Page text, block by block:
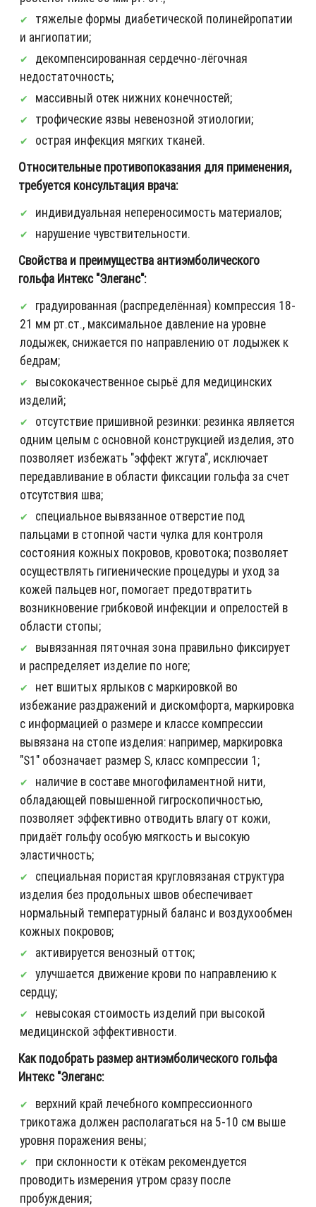
тяжелые формы диабетической полинейропатии
и ангиопатии;
декомпенсированная сердечно-лёгочная
недостаточность;
массивный отек нижних конечностей;
трофические язвы невенозной этиологии;
острая инфекция мягких тканей.
Относительные противопоказания для применения,
требуется консультация врача:
индивидуальная непереносимость материалов;
нарушение чувствительности.
Свойства и преимущества антиэмболического
гольфа Интекс "Элеганс":
градуированная (распределённая) компрессия 18-
21 мм рт.ст., максимальное давление на уровне
лодыжек, снижается по направлению от лодыжек к
бедрам;
высококачественное сырьё для медицинских
изделий;
отсутствие пришивной резинки: резинка является
одним целым с основной конструкцией изделия, это
позволяет избежать "эффект жгута", исключает
передавливание в области фиксации гольфа за счет
отсутствия шва;
специальное вывязанное отверстие под
пальцами в стопной части чулка для контроля
состояния кожных покровов, кровотока; позволяет
осуществлять гигиенические процедуры и уход за
кожей пальцев ног, помогает предотвратить
возникновение грибковой инфекции и опрелостей в
области стопы;
вывязанная пяточная зона правильно фиксирует
и распределяет изделие по ноге;
нет вшитых ярлыков с маркировкой во
избежание раздражений и дискомфорта, маркировка
с информацией о размере и классе компрессии
вывязана на стопе изделия: например, маркировка
"S1" обозначает размер S, класс компрессии 1;
наличие в составе многофиламентной нити,
обладающей повышенной гигроскопичностью,
позволяет эффективно отводить влагу от кожи,
придаёт гольфу особую мягкость и высокую
эластичность;
специальная пористая кругловязаная структура
изделия без продольных швов обеспечивает
нормальный температурный баланс и воздухообмен
кожных покровов;
активируется венозный отток;
улучшается движение крови по направлению к
сердцу;
невысокая стоимость изделий при высокой
медицинской эффективности.
Как подобрать размер антиэмболического гольфа
Интекс "Элеганс:
верхний край лечебного компрессионного
трикотажа должен располагаться на 5-10 см выше
уровня поражения вены;
при склонности к отёкам рекомендуется
проводить измерения утром сразу после
пробуждения;